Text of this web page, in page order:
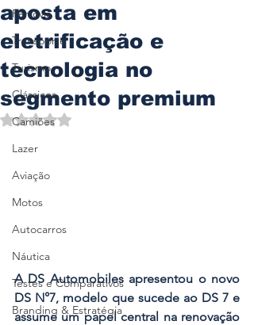
Ferrovia
Transporte
Turismo
Clássicos
Camiões
Lazer
Aviação
Motos
Autocarros
Náutica
Testes e Comparativos
Branding & Estratégia
aposta em
eletrificação e
tecnologia no
segmento premium
Avaliado com NaN de 5 estrelas.
A DS Automobiles apresentou o novo
DS N°7, modelo que sucede ao DS 7 e
assume um papel central na renovação